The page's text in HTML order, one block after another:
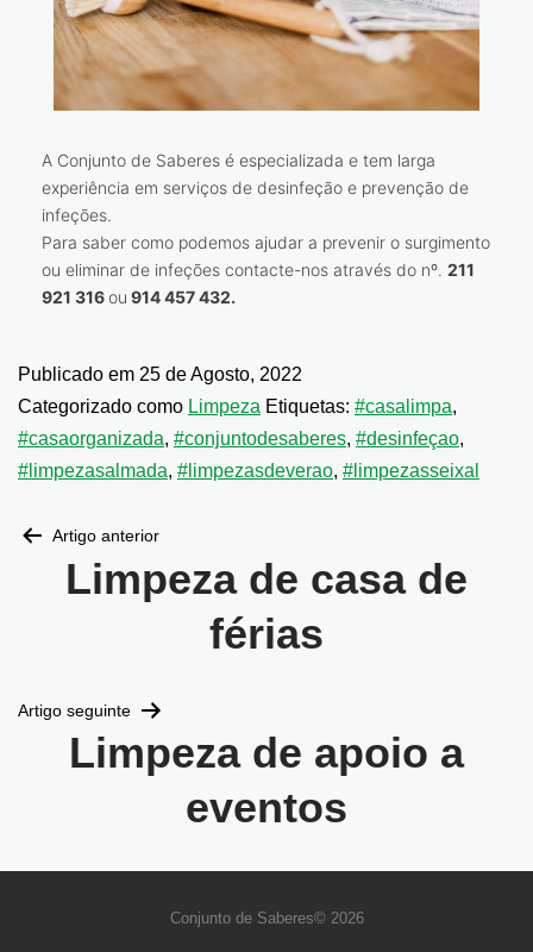
A Conjunto de Saberes é especializada e tem larga
experiência em serviços de desinfeção e prevenção de
infeções.
Para saber como podemos ajudar a prevenir o surgimento
ou eliminar de infeções contacte-nos através do nº. 211
921 316ou 914 457 432.
Publicado em 25 de Agosto, 2022
Categorizado como Limpeza Etiquetas: #casalimpa,
#casaorganizada, #conjuntodesaberes, #desinfeçao,
#limpezasalmada, #limpezasdeverao, #limpezasseixal
Artigo anterior
Limpeza de casa de
férias
Artigo seguinte
Limpeza de apoio a
eventos
Conjunto de Saberes© 2026